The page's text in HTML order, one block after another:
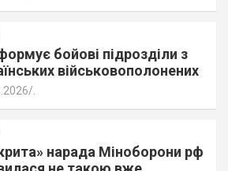
бойові підрозділи з
військовополонених
нарада Міноборони рф